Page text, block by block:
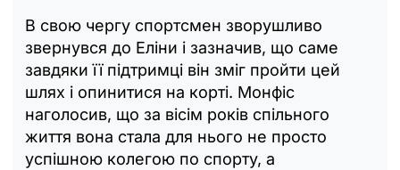
В свою чергу спортсмен зворушливо
звернувся до Еліни і зазначив, що саме
завдяки її підтримці він зміг пройти цей
шлях і опинитися на корті. Монфіс
наголосив, що за вісім років спільного
життя вона стала для нього не просто
успішною колегою по спорту, а